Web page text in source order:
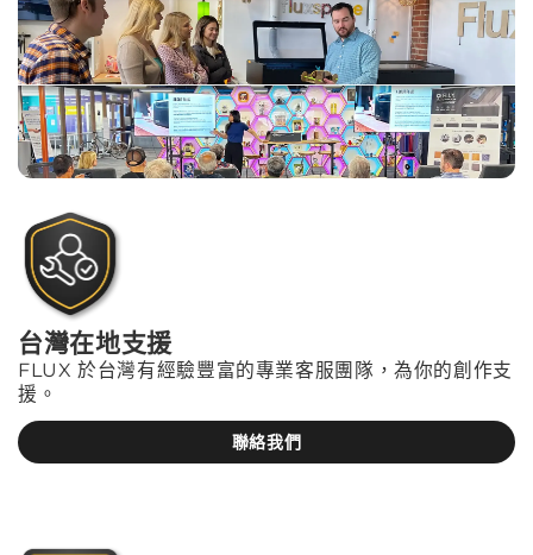
台灣在地支援
FLUX 於台灣有經驗豐富的專業客服團隊，為你的創作支
援。
聯絡我們